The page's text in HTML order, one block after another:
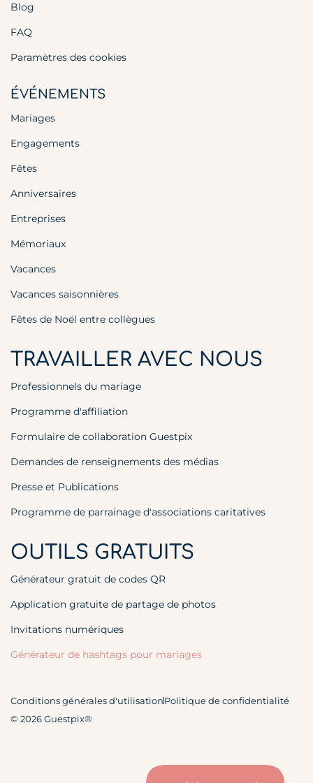
Blog
FAQ
Paramètres des cookies
ÉVÉNEMENTS
Mariages
Engagements
Fêtes
Anniversaires
Entreprises
Mémoriaux
Vacances
Vacances saisonnières
Fêtes de Noël entre collègues
TRAVAILLER AVEC NOUS
Professionnels du mariage
Programme d'affiliation
Formulaire de collaboration Guestpix
Demandes de renseignements des médias
Presse et Publications
Programme de parrainage d'associations caritatives
OUTILS GRATUITS
Générateur gratuit de codes QR
Application gratuite de partage de photos
Invitations numériques
Générateur de hashtags pour mariages
© 2026 Guestpix®
Conditions générales d'utilisationPolitique de confidentialité